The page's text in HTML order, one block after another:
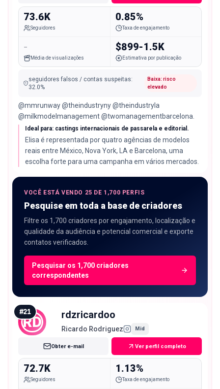
73.6K
Seguidores
0.85%
Taxa de engajamento
-
Média de visualizações
$899-1.5K
Estimativa por publicação
seguidores falsos / contas suspeitas:
32.0%
Baixa: risco
elevado
@mmrunway @theindustryny @theindustryla
@milkmodelmanagement @twomanagementbarcelona.
Ideal para: castings internacionais de passarela e editorial.
Elisa é representada por quatro agências de modelos
reais entre México, Nova York, LA e Barcelona, uma
escolha forte para uma campanha em vários mercados.
VOCÊ ESTÁ VENDO 25 DE 1,700 PERFIS
Pesquise em toda a base de criadores
Filtre os 1,700 criadores por engajamento, localização e
qualidade da audiência e potencial comercial e exporte
contatos verificados.
Pesquisar os 1,700 criadores
correspondentes
RD
#21 rdzricardoo
Ricardo Rodriguez Mid
Obter e-mail Ver perfil completo
72.7K
Seguidores
1.13%
Taxa de engajamento